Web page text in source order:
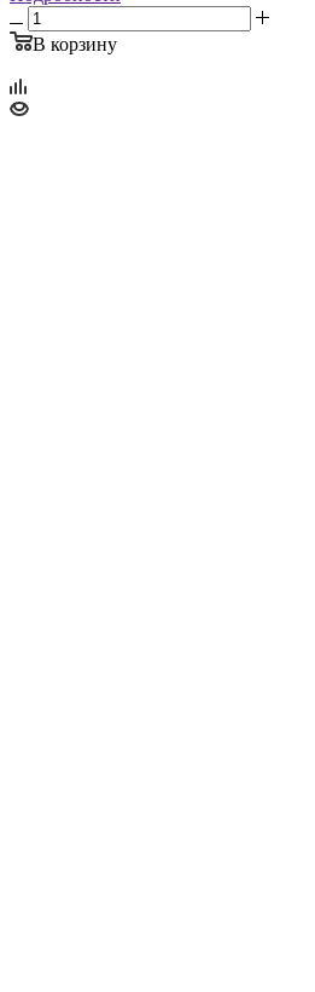
В корзину